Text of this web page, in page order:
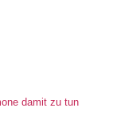
damit zu tun